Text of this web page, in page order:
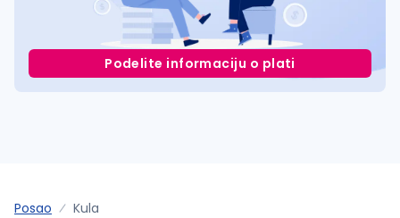
Podelite informaciju o plati
Posao Kula